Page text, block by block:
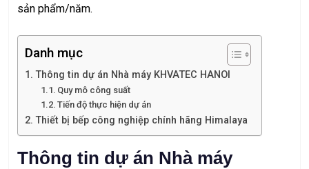
sản phẩm/năm.
Danh mục
Thông tin dự án Nhà máy KHVATEC HANOI
Quy mô công suất
Tiến độ thực hiện dự án
Thiết bị bếp công nghiệp chính hãng Himalaya
Thông tin dự án Nhà máy